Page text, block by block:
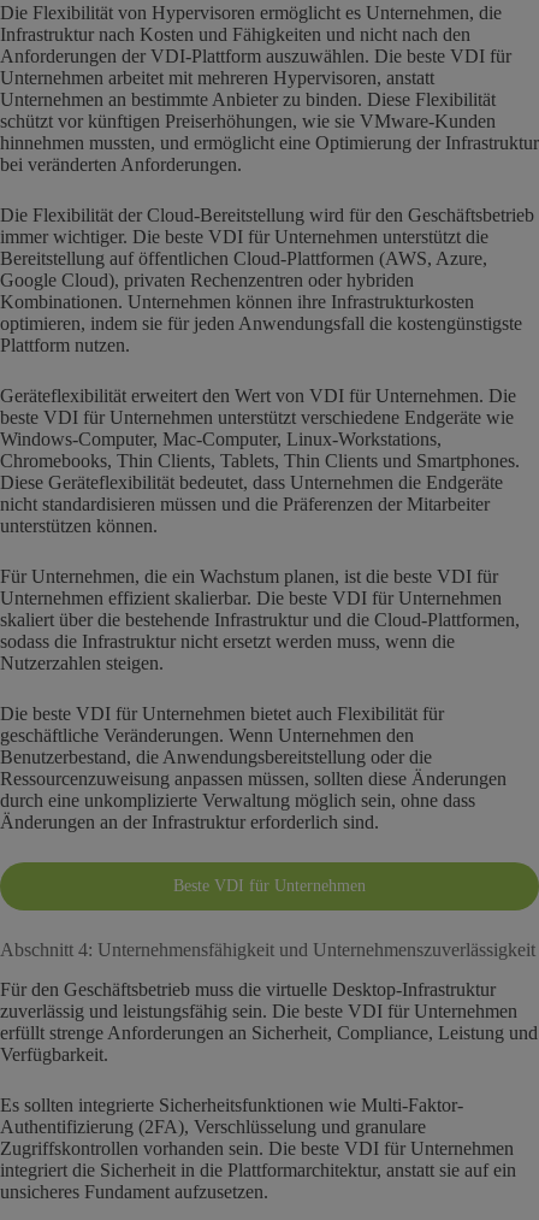
Die Flexibilität von Hypervisoren ermöglicht es Unternehmen, die
Infrastruktur nach Kosten und Fähigkeiten und nicht nach den
Anforderungen der VDI-Plattform auszuwählen. Die beste VDI für
Unternehmen arbeitet mit mehreren Hypervisoren, anstatt
Unternehmen an bestimmte Anbieter zu binden. Diese Flexibilität
schützt vor künftigen Preiserhöhungen, wie sie VMware-Kunden
hinnehmen mussten, und ermöglicht eine Optimierung der Infrastruktur
bei veränderten Anforderungen.
Die Flexibilität der Cloud-Bereitstellung wird für den Geschäftsbetrieb
immer wichtiger. Die beste VDI für Unternehmen unterstützt die
Bereitstellung auf öffentlichen Cloud-Plattformen (AWS, Azure,
Google Cloud), privaten Rechenzentren oder hybriden
Kombinationen. Unternehmen können ihre Infrastrukturkosten
optimieren, indem sie für jeden Anwendungsfall die kostengünstigste
Plattform nutzen.
Geräteflexibilität erweitert den Wert von VDI für Unternehmen. Die
beste VDI für Unternehmen unterstützt verschiedene Endgeräte wie
Windows-Computer, Mac-Computer, Linux-Workstations,
Chromebooks, Thin Clients, Tablets, Thin Clients und Smartphones.
Diese Geräteflexibilität bedeutet, dass Unternehmen die Endgeräte
nicht standardisieren müssen und die Präferenzen der Mitarbeiter
unterstützen können.
Für Unternehmen, die ein Wachstum planen, ist die beste VDI für
Unternehmen effizient skalierbar. Die beste VDI für Unternehmen
skaliert über die bestehende Infrastruktur und die Cloud-Plattformen,
sodass die Infrastruktur nicht ersetzt werden muss, wenn die
Nutzerzahlen steigen.
Die beste VDI für Unternehmen bietet auch Flexibilität für
geschäftliche Veränderungen. Wenn Unternehmen den
Benutzerbestand, die Anwendungsbereitstellung oder die
Ressourcenzuweisung anpassen müssen, sollten diese Änderungen
durch eine unkomplizierte Verwaltung möglich sein, ohne dass
Änderungen an der Infrastruktur erforderlich sind.
Beste VDI für Unternehmen
Abschnitt 4: Unternehmensfähigkeit und Unternehmenszuverlässigkeit
Für den Geschäftsbetrieb muss die virtuelle Desktop-Infrastruktur
zuverlässig und leistungsfähig sein. Die beste VDI für Unternehmen
erfüllt strenge Anforderungen an Sicherheit, Compliance, Leistung und
Verfügbarkeit.
Es sollten integrierte Sicherheitsfunktionen wie Multi-Faktor-
Authentifizierung (2FA), Verschlüsselung und granulare
Zugriffskontrollen vorhanden sein. Die beste VDI für Unternehmen
integriert die Sicherheit in die Plattformarchitektur, anstatt sie auf ein
unsicheres Fundament aufzusetzen.